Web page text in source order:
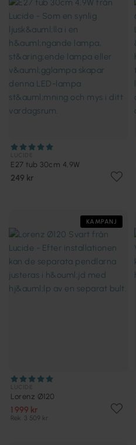
E27 tub 30cm 4,9W
249 kr
KAMPANJ
Lorenz Ø120
1 999 kr
Rek. 3 509 kr